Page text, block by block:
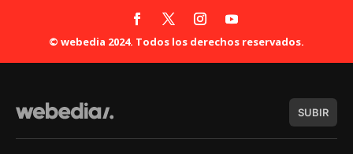
© webedia 2024. Todos los derechos reservados.
SUBIR